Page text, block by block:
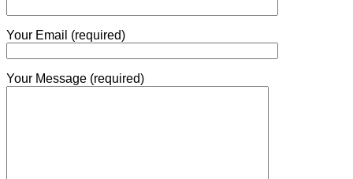
Your Email (required)
Your Message (required)